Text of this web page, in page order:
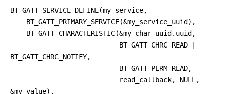
BT_GATT_SERVICE_DEFINE(my_service,
BT_GATT_CHRC_NOTIFY,
&my_value),